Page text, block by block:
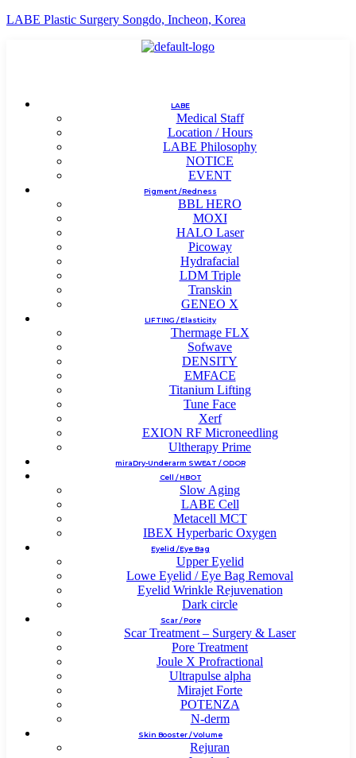
LABE Plastic Surgery Songdo, Incheon, Korea
LABE
Medical Staff
Location / Hours
LABE Philosophy
NOTICE
EVENT
Pigment / Redness
BBL HERO
MOXI
HALO Laser
Picoway
Hydrafacial
LDM Triple
Transkin
GENEO X
LIFTING / Elasticity
Thermage FLX
Sofwave
DENSITY
EMFACE
Titanium Lifting
Tune Face
Xerf
EXION RF Microneedling
Ultherapy Prime
miraDry-Underarm SWEAT / ODOR
Cell / HBOT
Slow Aging
LABE Cell
Metacell MCT
IBEX Hyperbaric Oxygen
Eyelid / Eye Bag
Upper Eyelid
Lowe Eyelid / Eye Bag Removal
Eyelid Wrinkle Rejuvenation
Dark circle
Scar / Pore
Scar Treatment – Surgery & Laser
Pore Treatment
Joule X Profractional
Ultrapulse alpha
Mirajet Forte
POTENZA
N-derm
Skin Booster / Volume
Rejuran